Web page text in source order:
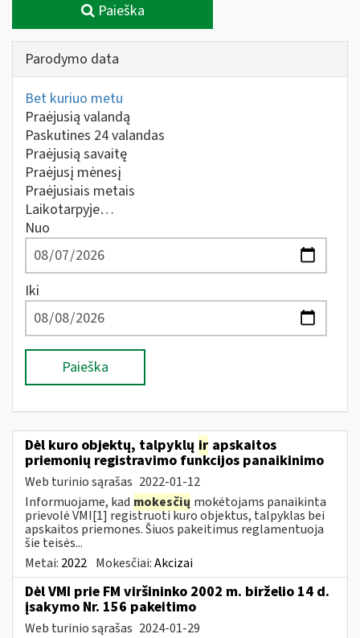
Paieška
Parodymo data
Bet kuriuo metu
Praėjusią valandą
Paskutines 24 valandas
Praėjusią savaitę
Praėjusį mėnesį
Praėjusiais metais
Laikotarpyje…
Nuo
Iki
Paieška
Dėl kuro objektų, talpyklų ir apskaitos
priemonių registravimo funkcijos panaikinimo
Web turinio sąrašas 2022-01-12
Informuojame, kad mokesčių mokėtojams panaikinta
prievolė VMI[1] registruoti kuro objektus, talpyklas bei
apskaitos priemones. Šiuos pakeitimus reglamentuoja
šie teisės...
Metai: 2022 Mokesčiai:Akcizai
Dėl VMI prie FM viršininko 2002 m. birželio 14 d.
įsakymo Nr. 156 pakeitimo
Web turinio sąrašas 2024-01-29